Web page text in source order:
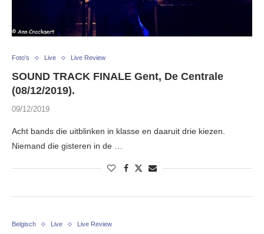
Foto's Live Live Review
SOUND TRACK FINALE Gent, De Centrale
(08/12/2019).
09/12/2019
Acht bands die uitblinken in klasse en daaruit drie kiezen.
Niemand die gisteren in de …
Belgisch Live Live Review